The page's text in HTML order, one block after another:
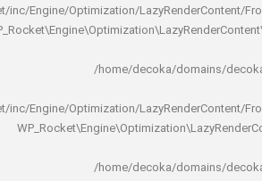
rocket/inc/Engine/Optimization/
/home/decoka/
rocket/inc/Engine/Optimization/
/home/decoka/